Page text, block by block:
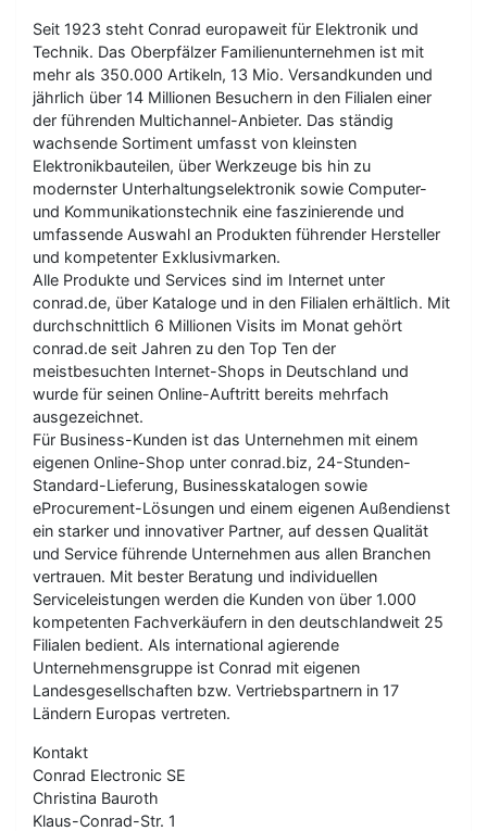
Seit 1923 steht Conrad europaweit für Elektronik und
Technik. Das Oberpfälzer Familienunternehmen ist mit
mehr als 350.000 Artikeln, 13 Mio. Versandkunden und
jährlich über 14 Millionen Besuchern in den Filialen einer
der führenden Multichannel-Anbieter. Das ständig
wachsende Sortiment umfasst von kleinsten
Elektronikbauteilen, über Werkzeuge bis hin zu
modernster Unterhaltungselektronik sowie Computer-
und Kommunikationstechnik eine faszinierende und
umfassende Auswahl an Produkten führender Hersteller
und kompetenter Exklusivmarken.
Alle Produkte und Services sind im Internet unter
conrad.de, über Kataloge und in den Filialen erhältlich. Mit
durchschnittlich 6 Millionen Visits im Monat gehört
conrad.de seit Jahren zu den Top Ten der
meistbesuchten Internet-Shops in Deutschland und
wurde für seinen Online-Auftritt bereits mehrfach
ausgezeichnet.
Für Business-Kunden ist das Unternehmen mit einem
eigenen Online-Shop unter conrad.biz, 24-Stunden-
Standard-Lieferung, Businesskatalogen sowie
eProcurement-Lösungen und einem eigenen Außendienst
ein starker und innovativer Partner, auf dessen Qualität
und Service führende Unternehmen aus allen Branchen
vertrauen. Mit bester Beratung und individuellen
Serviceleistungen werden die Kunden von über 1.000
kompetenten Fachverkäufern in den deutschlandweit 25
Filialen bedient. Als international agierende
Unternehmensgruppe ist Conrad mit eigenen
Landesgesellschaften bzw. Vertriebspartnern in 17
Ländern Europas vertreten.
Kontakt
Conrad Electronic SE
Christina Bauroth
Klaus-Conrad-Str. 1